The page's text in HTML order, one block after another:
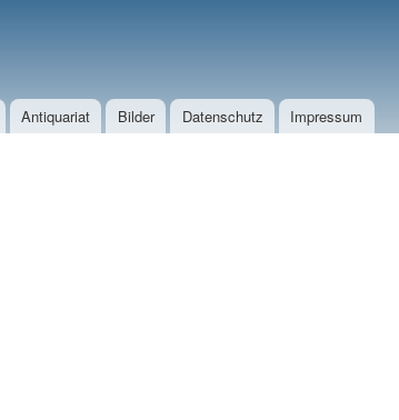
Antiquariat Bilder Datenschutz Impressum